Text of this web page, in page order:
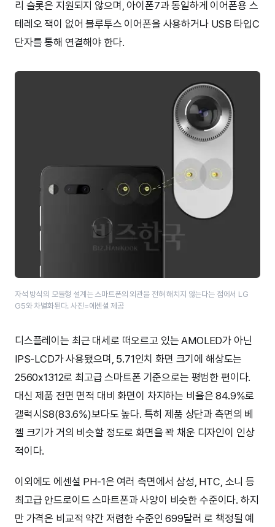
리 슬롯은 지원되지 않으며, 아이폰7과 동일하게 이어폰용 스
테레오 잭이 없어 블루투스 이어폰을 사용하거나 USB 타입C
단자를 통해 연결해야 한다.
자석 방식의 모듈형 설계는 스마트폰의 외관을 전혀 해치지 않는다는 점에서 LG
G5와 차별화된다. 사진=에센셜 제공
디스플레이는 최근 대세로 떠오르고 있는 AMOLED가 아닌
IPS-LCD가 사용됐으며, 5.71인치 화면 크기에 해상도는
2560x1312로 최고급 스마트폰 기준으로는 평범한 편이다.
대신 제품 전면 면적 대비 화면이 차지하는 비율은 84.9%로
갤럭시S8(83.6%)보다도 높다. 특히 제품 상단과 측면의 베
젤 크기가 거의 비슷할 정도로 화면을 꽉 채운 디자인이 인상
적이다.
이외에도 에센셜 PH-1은 여러 측면에서 삼성, HTC, 소니 등
최고급 안드로이드 스마트폰과 사양이 비슷한 수준이다. 하지
만 가격은 비교적 약간 저렴한 수준인 699달러 로 책정될 예